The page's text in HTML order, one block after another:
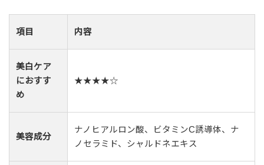
項目 内容
美白ケア
におすす
め
★★★★☆
美容成分
ナノヒアルロン酸、ビタミンC誘導体、ナ
ノセラミド、シャルドネエキス